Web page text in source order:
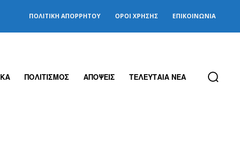
ΠΟΛΙΤΙΚΉ ΑΠΟΡΡΉΤΟΥ ΌΡΟΙ ΧΡΉΣΗΣ ΕΠΙΚΟΙΝΩΝΊΑ
ΠΟΛΙΤΙΣΜΟΣ ΑΠΟΨΕΙΣ ΤΕΛΕΥΤΑΙΑ ΝΕΑ